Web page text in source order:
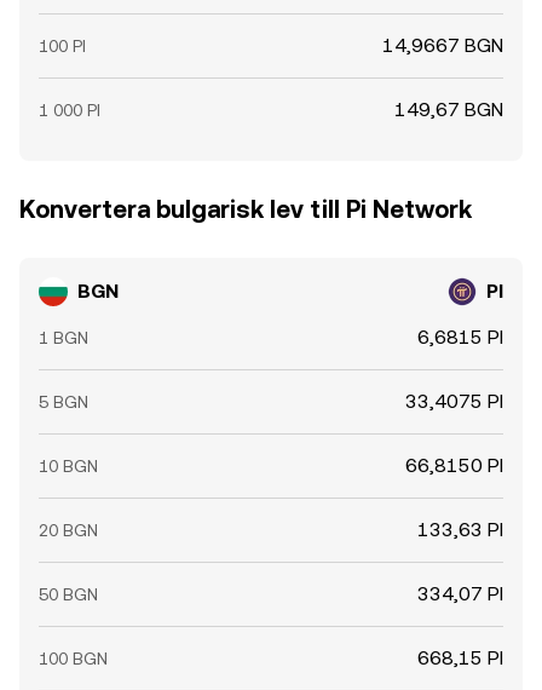
100 PI 14,9667 BGN
1 000 PI 149,67 BGN
Konvertera bulgarisk lev till Pi Network
BGN PI
1 BGN 6,6815 PI
5 BGN 33,4075 PI
10 BGN 66,8150 PI
20 BGN 133,63 PI
50 BGN 334,07 PI
100 BGN 668,15 PI